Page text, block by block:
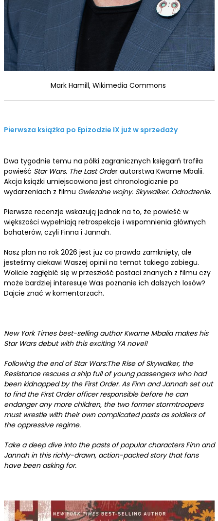
Mark Hamill, Wikimedia Commons
Pierwsza książka po Epizodzie IX już w sprzedaży
Dwa tygodnie temu na półki zagranicznych księgarń trafiła
powieść Star Wars. The Last Orderautorstwa Kwame Mbalii.
Akcja książki umiejscowiona jest chronologicznie po
wydarzeniach z filmu Gwiezdne wojny. Skywalker. Odrodzenie.
Pierwsze recenzje wskazują jednak na to, że powieść w
większości wypełniają retrospekcje i wspomnienia głównych
bohaterów, czyli Finna i Jannah.
Nasz plan na rok 2026 jest już co prawda zamknięty, ale
jesteśmy ciekawi Waszej opinii na temat takiego zabiegu.
Wolicie zagłębić się w przeszłość postaci znanych z filmu czy
może bardziej interesuje Was poznanie ich dalszych losów?
Dajcie znać w komentarzach.
New York Times best-selling author Kwame Mbalia makes his
Star Wars debut with this exciting YA novel!
Following the end of Star Wars:The Rise of Skywalker, the
Resistance rescues a ship full of young passengers who had
been kidnapped by the First Order. As Finn and Jannah set out
to find the First Order officer responsible before he can
endanger any more children, the two former stormtroopers
must wrestle with their own complicated pasts as soldiers of
the oppressive regime.
Take a deep dive into the pasts of popular characters Finn and
Jannah in this richly-drawn, action-packed story that fans
have been asking for.